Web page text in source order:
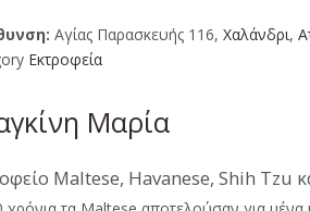
Αγίας Παρασκευής 116, Χαλάνδρι,
Εκτροφεία
Μαρία
Maltese, Havanese, Shih Tzu